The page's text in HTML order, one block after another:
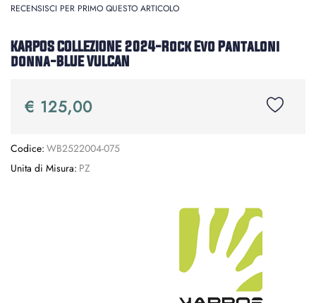
RECENSISCI PER PRIMO QUESTO ARTICOLO
KARPOS COLLEZIONE 2024-Rock Evo Pantaloni
donna-BLUE VULCAN
€ 125,00
Codice: WB2522004-075
Unita di Misura: PZ